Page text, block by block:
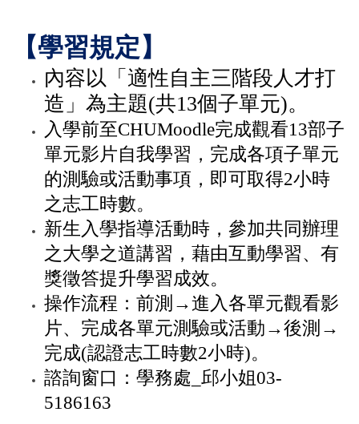
【學習規定】
內容以「適性自主三階段人才打
造」為主題(共13個子單元)。
入學前至CHUMoodle完成觀看13部子
單元影片自我學習，完成各項子單元
的測驗或活動事項，即可取得2小時
之志工時數。
新生入學指導活動時，參加共同辦理
之大學之道講習，藉由互動學習、有
獎徵答提升學習成效。
操作流程：前測→進入各單元觀看影
片、完成各單元測驗或活動→後測→
完成(認證志工時數2小時)。
諮詢窗口：學務處_邱小姐03-
5186163